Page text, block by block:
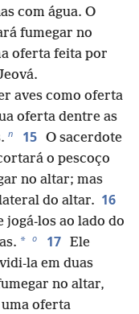
com água. O
fumegar no
oferta feita por
aves como oferta
oferta dentre as
n 15 O sacerdote
o pescoço
no altar; mas
do altar. 16
jogá-los ao lado do
* o 17 Ele
la em duas
no altar,
uma oferta